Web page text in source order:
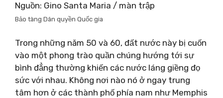
Nguồn: Gino Santa Maria / màn trập
Bảo tàng Dân quyền Quốc gia
Trong những năm 50 và 60, đất nước này bị cuốn
vào một phong trào quần chúng hướng tới sự
bình đẳng thường khiến các nước láng giềng đọ
sức với nhau. Không nơi nào nó ở ngay trung
tâm hơn ở các thành phố phía nam như Memphis